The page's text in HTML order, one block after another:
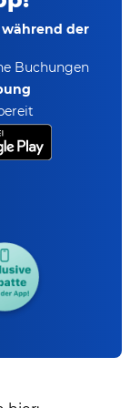
der
Buchungen